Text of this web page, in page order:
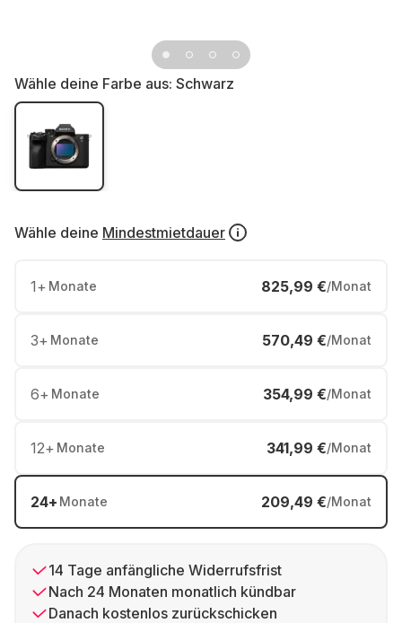
Wähle deine Farbe aus: Schwarz
Wähle deine Mindestmietdauer
1+ Monate 825,99 €/Monat
3+ Monate 570,49 €/Monat
6+ Monate 354,99 €/Monat
12+ Monate 341,99 €/Monat
24+ Monate 209,49 €/Monat
14 Tage anfängliche Widerrufsfrist
Nach 24 Monaten monatlich kündbar
Danach kostenlos zurückschicken